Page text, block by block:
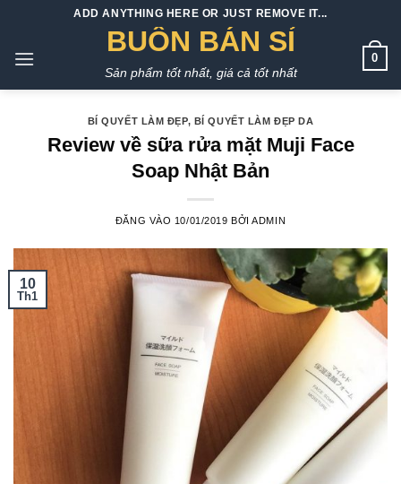
nội
ADD ANYTHING HERE OR JUST REMOVE IT...
BUÔN BÁN SỈ
Sản phẩm tốt nhất, giá cả tốt nhất
0
BÍ QUYẾT LÀM ĐẸP, BÍ QUYẾT LÀM ĐẸP DA
Review về sữa rửa mặt Muji Face
Soap Nhật Bản
ĐĂNG VÀO 10/01/2019 BỞIADMIN
10
Th1